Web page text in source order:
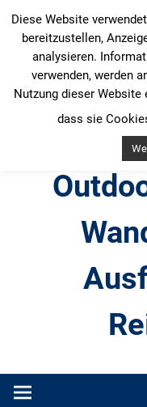
Inhalt
springen
Produkttests und
Diese Website
bereitzustellen,
analysieren.
verwenden, werden
Nutzung dieser
dass sie